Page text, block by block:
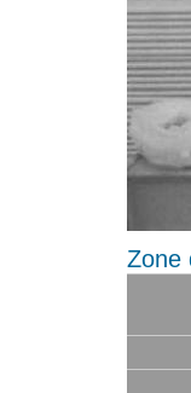
Zone